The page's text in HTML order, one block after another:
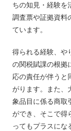
ちの知見・経験を
調査票や証拠資料
ています。
得られる経験、や
の関税賦課の根拠
応の責任が伴うと
がります。また、
象品目に係る商取
ができ、そこで得
ってもプラスにな